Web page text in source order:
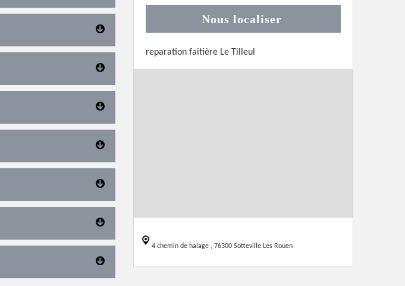
Nous localiser
reparation faitière Le Tilleul
4 chemin de halage , 76300 Sotteville Les Rouen